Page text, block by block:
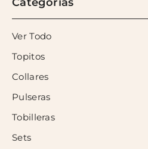
Ver Todo
Topitos
Collares
Pulseras
Tobilleras
Sets